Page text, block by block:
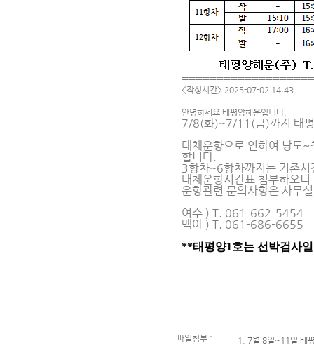
<작성시간> 2025-07-02 14:43
안녕하세요 태평양해운입니다.
7/8(화)~7/11(금)까지 태평
대체운항으로 인하여 낭도
합니다.
3항차~6항차까지는 기존
대체운항시간표 첨부하오
운항관련 문의사항은 사무
여수 ) T. 061-662-5454
백야 ) T. 061-686-6655
**태평양1호는 선박검사
파일첨부 : 1. 7월 8일~11일 태